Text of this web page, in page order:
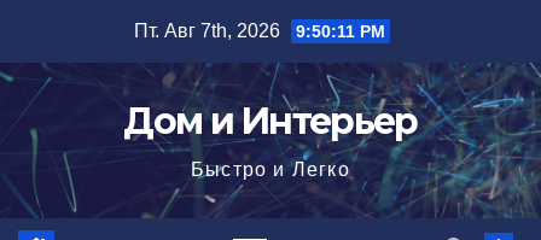
содержимому
Пт. Авг 7th, 2026 9:50:12 PM
Дом и Интерьер
Быстро и Легко